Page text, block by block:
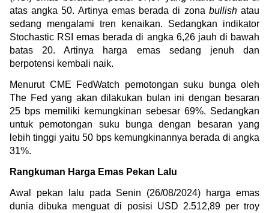
atas angka 50. Artinya emas berada di zona bullish atau
sedang mengalami tren kenaikan. Sedangkan indikator
Stochastic RSI emas berada di angka 6,26 jauh di bawah
batas 20. Artinya harga emas sedang jenuh dan
berpotensi kembali naik.
Menurut CME FedWatch pemotongan suku bunga oleh
The Fed yang akan dilakukan bulan ini dengan besaran
25 bps memiliki kemungkinan sebesar 69%. Sedangkan
untuk pemotongan suku bunga dengan besaran yang
lebih tinggi yaitu 50 bps kemungkinannya berada di angka
31%.
Rangkuman Harga Emas Pekan Lalu
Awal pekan lalu pada Senin (26/08/2024) harga emas
dunia dibuka menguat di posisi USD 2.512,89 per troy